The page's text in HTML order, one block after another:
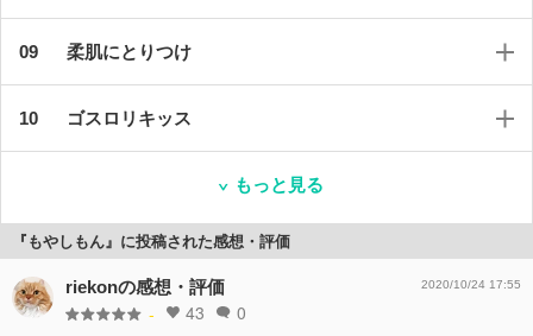
柔肌にとりつけ
ゴスロリキッス
もっと見る
『もやしもん』に投稿された感想・評価
riekonの感想・評価
- 43 0
2020/10/24 17:55